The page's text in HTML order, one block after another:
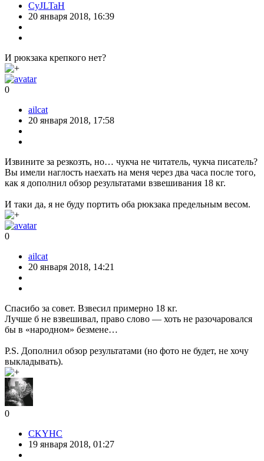
CyJLTaH
20 января 2018, 16:39
И рюкзака крепкого нет?
0
ailcat
20 января 2018, 17:58
Извините за резкозть, но… чукча не читатель, чукча писатель?
Вы имели наглость наехать на меня через два часа после того,
как я дополнил обзор результатами взвешивания 18 кг.
И таки да, я не буду портить оба рюкзака предельным весом.
0
ailcat
20 января 2018, 14:21
Спасибо за совет. Взвесил примерно 18 кг.
Лучше б не взвешивал, право слово — хоть не разочаровался
бы в «народном» безмене…
P.S. Дополнил обзор результатами (но фото не будет, не хочу
выкладывать).
0
CKYHC
19 января 2018, 01:27